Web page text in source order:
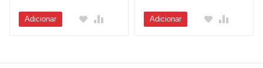
Adicionar Adicionar